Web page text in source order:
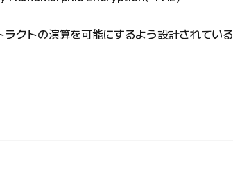
クトの演算を可能にするよう設計されている